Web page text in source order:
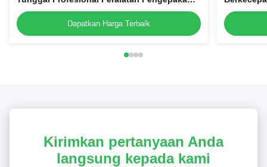
Jaringan Penyegel Empat Sisi
Dapatkan Harga Terbaik
Bantalan
Sisi
Kirimkan pertanyaan Anda
langsung kepada kami